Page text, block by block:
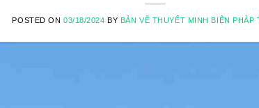
POSTED ON 03/18/2024 BY BẢN VẼ THUYẾT MINH BIỆN PHÁP